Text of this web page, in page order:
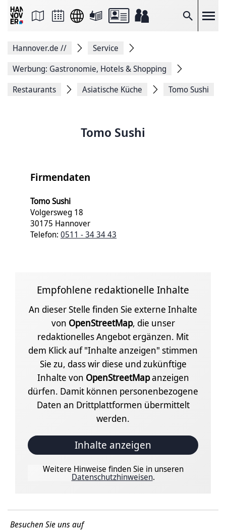
Suche
Seite
Facebook
teilen
Seitenlink
Hannover.de //
Service
Werbung: Gastronomie, Hotels & Shopping
Restaurants
Asiatische Küche Tomo Sushi
Tomo Sushi
Firmendaten
Tomo Sushi
Volgersweg 18
30175 Hannover
Telefon: 0511 - 34 34 43
Empfohlene redaktionelle Inhalte
An dieser Stelle finden Sie externe Inhalte
von OpenStreetMap, die unser
redaktionelles Angebot ergänzen. Mit
dem Klick auf "Inhalte anzeigen" stimmen
Sie zu, dass wir diese und zukünftige
Inhalte von OpenStreetMapanzeigen
dürfen. Damit können personenbezogene
Daten an Drittplattformen übermittelt
werden.
Inhalte anzeigen
Weitere Hinweise finden Sie in unseren
Datenschutzhinweisen.
Besuchen Sie uns auf